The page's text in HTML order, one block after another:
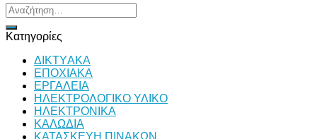
Αναζήτηση
για:
Κατηγορίες
ΔΙKTΥAKA
ΕΠΟΧΙΑΚΑ
ΕΡΓΑΛΕΙΑ
ΗΛΕΚΤΡΟΛΟΓΙΚΟ ΥΛΙΚΟ
ΗΛΕΚΤΡΟΝΙΚΑ
ΚΑΛΩΔΙΑ
ΚΑΤΑΣΚΕΥΗ ΠΙΝΑΚΩΝ